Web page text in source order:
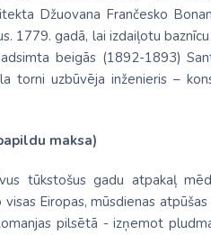
Džuovana Frančesko
1779. gadā, lai izdaiļotu
beigās (1892-1893)
torni uzbūvēja inženieris –
maksa)
tūkstošus gadu atpakaļ
Eiropas, mūsdienas
pilsētā - izņemot